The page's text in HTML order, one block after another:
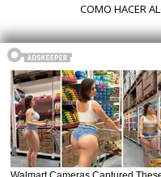
COMO HACER
Buscar